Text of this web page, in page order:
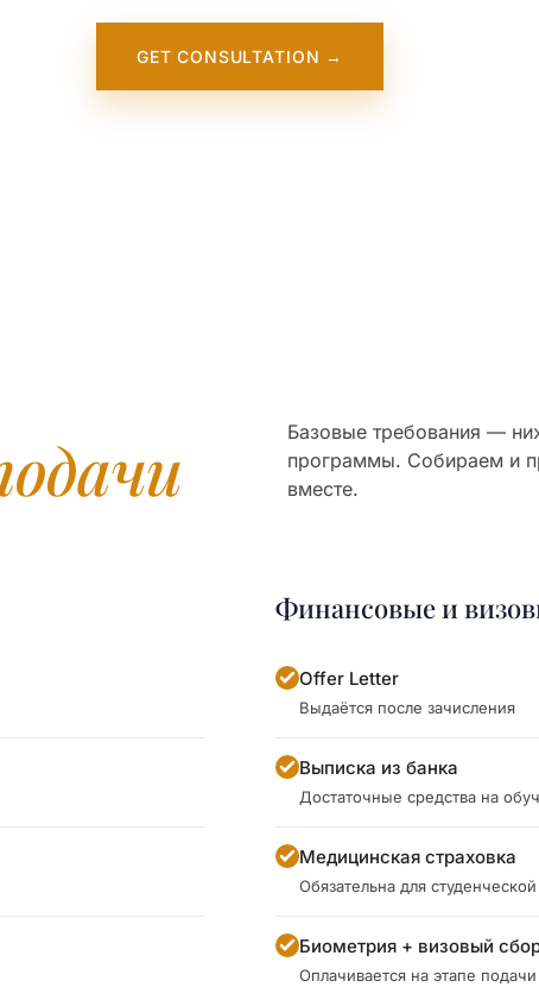
GET CONSULTATION →
Базовые требования —
программы. Собираем и
вместе.
Финансовые и
Offer Letter
Выдаётся после зачисления
Выписка из банка
Достаточные средства на
Медицинская страховка
Обязательна для
Биометрия + визовый
Оплачивается на этапе подачи